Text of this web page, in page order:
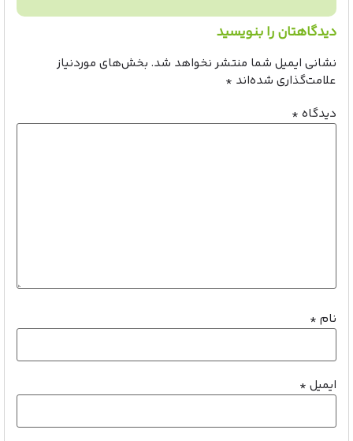
دیدگاهتان را بنویسید
نشانی ایمیل شما منتشر نخواهد شد.بخش‌های موردنیاز
علامت‌گذاری شده‌اند*
دیدگاه*
نام*
ایمیل*